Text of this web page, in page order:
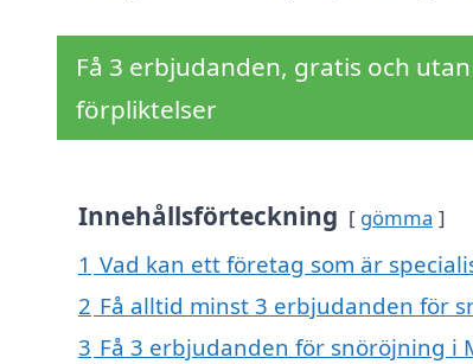
Få 3 erbjudanden, gratis och utan
förpliktelser
Innehållsförteckning gömma
1 Vad kan ett företag som är
2 Få alltid minst 3 erbjudanden för
3 Få 3 erbjudanden för snöröjning i